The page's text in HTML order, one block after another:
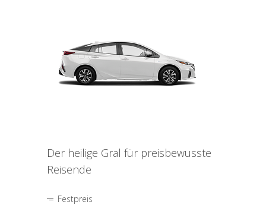
Der heilige Gral für preisbewusste
Reisende
Festpreis